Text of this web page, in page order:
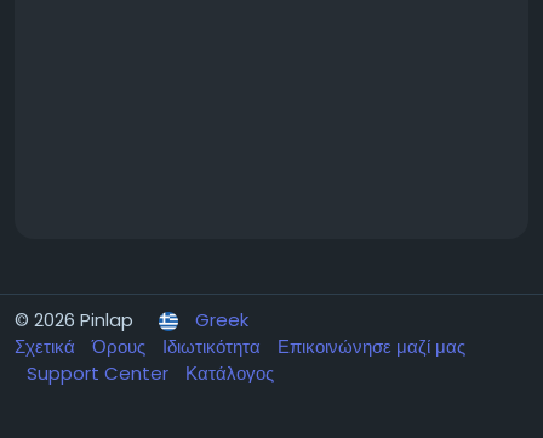
© 2026 Pinlap
Greek
Σχετικά
Όρους Ιδιωτικότητα
Επικοινώνησε μαζί μας
Support Center
Κατάλογος